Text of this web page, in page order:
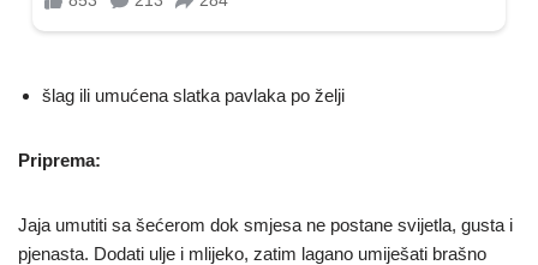
šlag ili umućena slatka pavlaka po želji
Priprema:
Jaja umutiti sa šećerom dok smjesa ne postane svijetla, gusta i
pjenasta. Dodati ulje i mlijeko, zatim lagano umiješati brašno